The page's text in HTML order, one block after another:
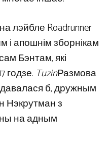
лэйбле Roadrunner
і апошнім зборнікам
Бэнтам, які
годзе. TuzinРазмова
б, дружным
Нэкрутман з
на адным